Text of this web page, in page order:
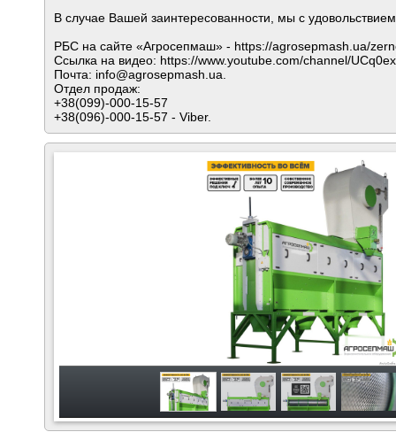
В случае Вашей заинтересованности, мы с
РБС на сайте «Агросепмаш» - https://agrosepmash.ua/
Ссылка на видео: https://www.youtube.com/channel/
Почта: info@agrosepmash.ua.
Отдел продаж:
+38(099)-000-15-57
+38(096)-000-15-57 - Viber.